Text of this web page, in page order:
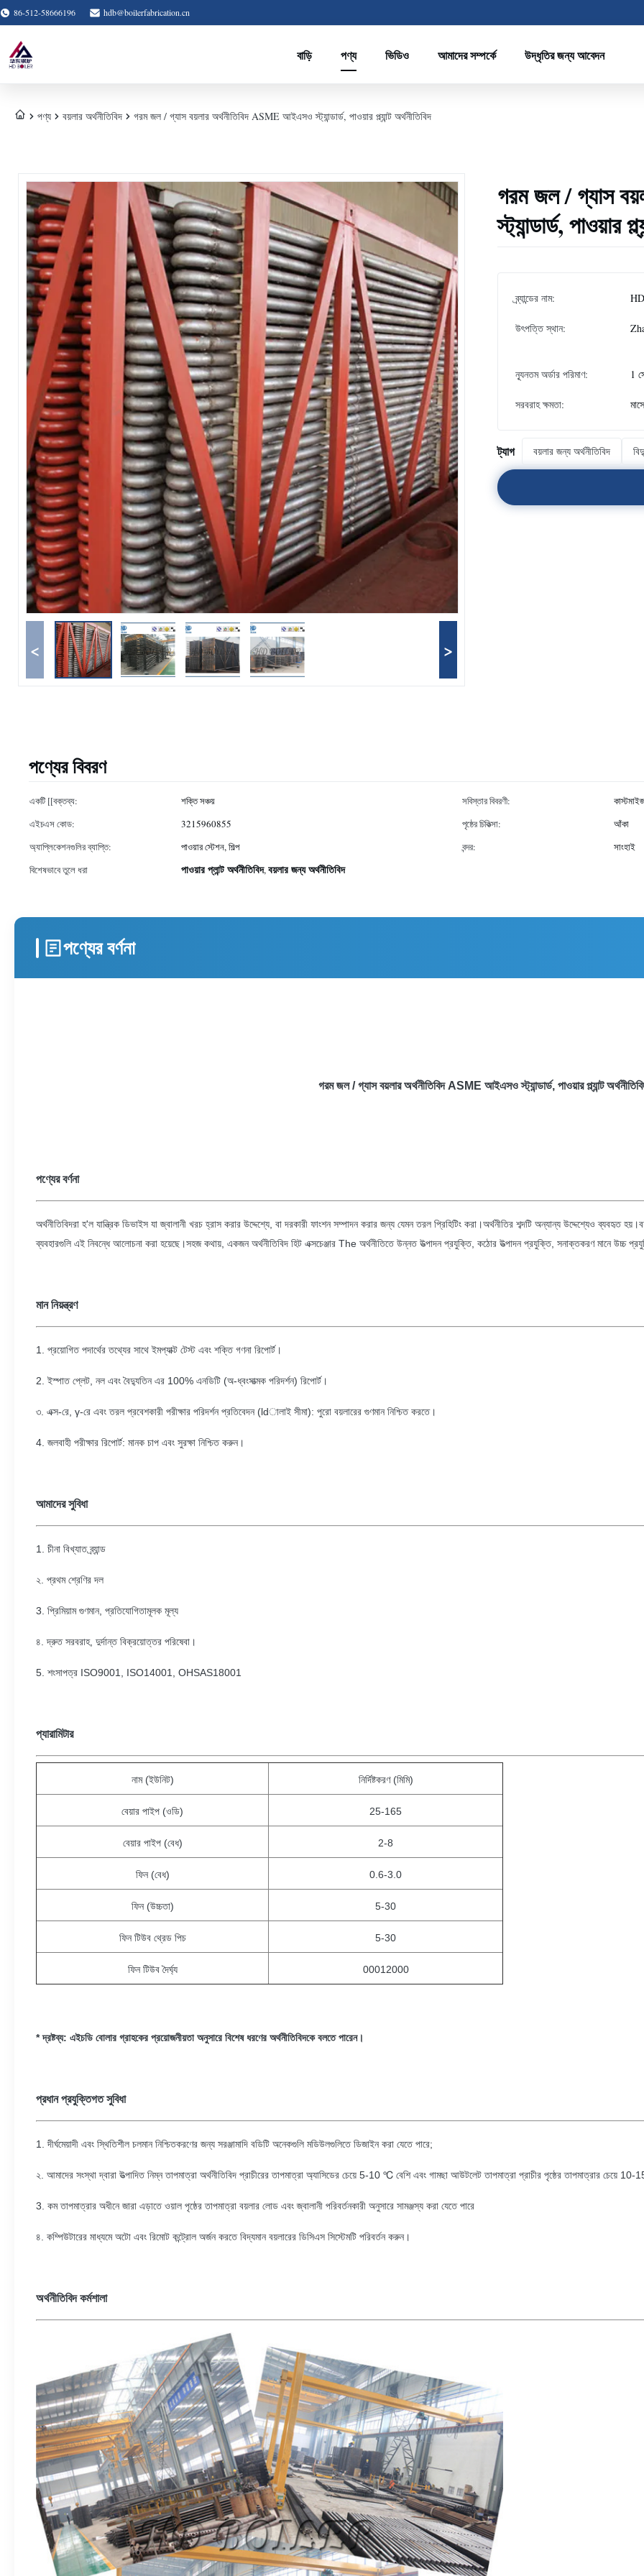
86-512-58666196 hdb@boilerfabrication.cn
বাড়ি পণ্য ভিডিও আমাদের সম্পর্কে উদ্ধৃতির জন্য আবেদন
পণ্য বয়লার অর্থনীতিবিদ গরম জল / গ্যাস বয়লার অর্থনীতিবিদ ASME আইএসও স্ট্যান্ডার্ড, পাওয়ার প্ল্যান্ট অর্থনীতিবিদ
< >
গরম জল / গ্যাস
স্ট্যান্ডার্ড, পাওয়ার
ব্র্যান্ডের নাম:
উৎপত্তি স্থান:
ন্যূনতম অর্ডার পরিমাণ: 1
সরবরাহ ক্ষমতা:
ট্যাগ বয়লার জন্য অর্থনীতিবিদ
পণ্যের বিবরণ
একটি [[বক্তব্য: শক্তি সঞ্চয় সবিস্তার বিবরণী:
এইচএস কোড:
3215960855 পৃষ্ঠের চিকিত্সা:
আঁকা
অ্যাপ্লিকেশনগুলির ব্যাপ্তি:
পাওয়ার স্টেশন, শিল্প বন্দর:
সাংহাই
বিশেষভাবে তুলে ধরা
পাওয়ার প্লান্ট অর্থনীতিবিদ,বয়লার জন্য অর্থনীতিবিদ
পণ্যের বর্ণনা
গরম জল / গ্যাস বয়লার অর্থনীতিবিদ ASME আইএসও স্ট্যান্ডার্ড, পাওয়ার প্ল্যান্ট
পণ্যের বর্ণনা
অর্থনীতিবিদরা হ'ল যান্ত্রিক ডিভাইস যা জ্বালানী খরচ হ্রাস করার উদ্দেশ্যে, বা দরকারী ফাংশন সম্পাদন করার জন্য যেমন তরল প্রিহিটিং করা।অর্থনীতির শব্দটি অন্যান্য উদ্দেশ্যেও ব্যবহৃত
ব্যবহারগুলি এই নিবন্ধে আলোচনা করা হয়েছে।সহজ কথায়, একজন অর্থনীতিবিদ হিট এক্সচেঞ্জার The অর্থনীতিতে উন্নত উত্পাদন প্রযুক্তি, কঠোর উত্পাদন প্রযুক্তি, সনাক্তকরণ মানে উচ্চ
মান নিয়ন্ত্রণ
1. প্রয়োগিত পদার্থের তথ্যের সাথে ইমপ্যাক্ট টেস্ট এবং শক্তি গণনা রিপোর্ট।
2. ইস্পাত প্লেট, নল এবং বৈদ্যুতিন এর 100% এনডিটি (অ-ধ্বংসাত্মক পরিদর্শন) রিপোর্ট।
৩. এক্স-রে, γ-রে এবং তরল প্রবেশকারী পরীক্ষার পরিদর্শন প্রতিবেদন (ldালাই সীমা): পুরো বয়লারের গুণমান নিশ্চিত করতে।
4. জলবাহী পরীক্ষার রিপোর্ট: মানক চাপ এবং সুরক্ষা নিশ্চিত করুন।
আমাদের সুবিধা
1. চীনা বিখ্যাত ব্র্যান্ড
২. প্রথম শ্রেণির দল
3. প্রিমিয়াম গুণমান, প্রতিযোগিতামূলক মূল্য
৪. দ্রুত সরবরাহ, দুর্দান্ত বিক্রয়োত্তর পরিষেবা।
5. শংসাপত্র ISO9001, ISO14001, OHSAS18001
প্যারামিটার
নাম (ইউনিট) নির্দিষ্টকরণ (মিমি)
বেয়ার পাইপ (ওডি) 25-165
বেয়ার পাইপ (বেধ) 2-8
ফিন (বেধ) 0.6-3.0
ফিন (উচ্চতা) 5-30
ফিন টিউব থ্রেড পিচ 5-30
ফিন টিউব দৈর্ঘ্য 00012000
* দ্রষ্টব্য: এইচডি বোলার গ্রাহকের প্রয়োজনীয়তা অনুসারে বিশেষ ধরণের অর্থনীতিবিদকে বলতে পারেন।
প্রধান প্রযুক্তিগত সুবিধা
1. দীর্ঘমেয়াদী এবং স্থিতিশীল চলমান নিশ্চিতকরণের জন্য সরঞ্জামাদি বডিটি অনেকগুলি মডিউলগুলিতে ডিজাইন করা যেতে পারে;
২. আমাদের সংস্থা দ্বারা উত্পাদিত নিম্ন তাপমাত্রা অর্থনীতিবিদ প্রাচীরের তাপমাত্রা অ্যাসিডের চেয়ে 5-10 ℃ বেশি এবং গামছা আউটলেট তাপমাত্রা প্রাচীর পৃষ্ঠের তাপমাত্রার চেয়ে 10-
3. কম তাপমাত্রার অধীনে জারা এড়াতে ওয়াল পৃষ্ঠের তাপমাত্রা বয়লার লোড এবং জ্বালানী পরিবর্তনকারী অনুসারে সামঞ্জস্য করা যেতে পারে
৪. কম্পিউটারের মাধ্যমে অটো এবং রিমোট কন্ট্রোল অর্জন করতে বিদ্যমান বয়লারের ডিসিএস সিস্টেমটি পরিবর্তন করুন।
অর্থনীতিবিদ কর্মশালা